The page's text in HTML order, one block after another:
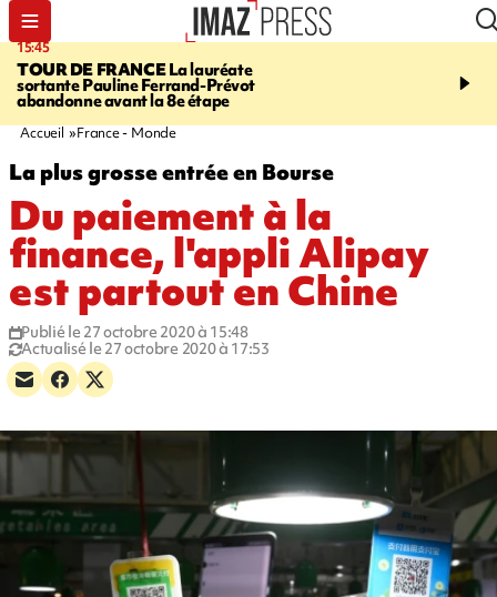
15:45
TOUR DE FRANCELa lauréate
sortante Pauline Ferrand-Prévot
abandonne avant la 8e étape
20:17
routière, concours de
Accueil France - Monde
La plus grosse entrée en Bourse
Du paiement à la
finance, l'appli Alipay
est partout en Chine
Publié le 27 octobre 2020 à 15:48
Actualisé le 27 octobre 2020 à 17:53